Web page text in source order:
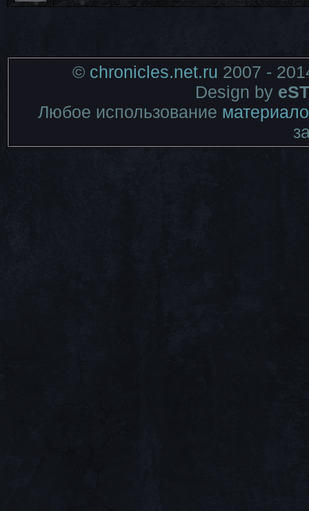
© chronicles.net.ru 2007 -
Design by
Любое использование